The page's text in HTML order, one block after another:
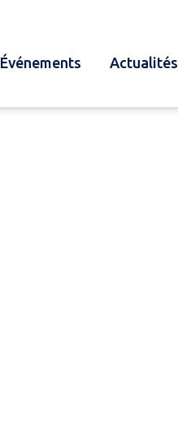
Événements Actualités